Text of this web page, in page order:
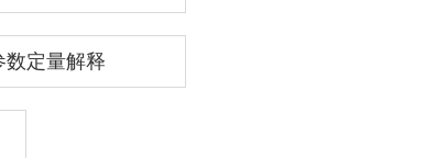
数定量解释